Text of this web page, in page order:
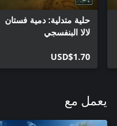
حلية متدلية: دمية فستان
لالا البنفسجي
USD$1.70
يعمل مع